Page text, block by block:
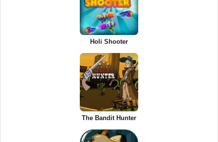
Holi Shooter
The Bandit Hunter